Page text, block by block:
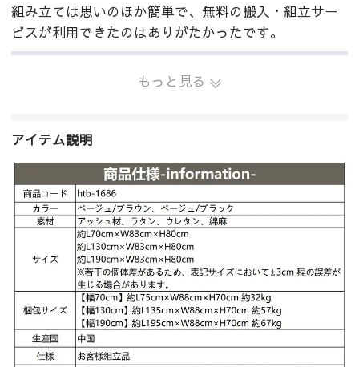
組み立ては思いのほか簡単で、無料の搬入・組立サー
ビスが利用できたのはありがたかったです。
もっと見る
アイテム説明